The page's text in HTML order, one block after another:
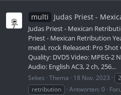
multi Judas Priest -
Judas Priest - Mexican
Priest - Mexican Retribution
metal, rock Released: Pro Shot
Quality: DVD5 Video: MPEG-2
Audio: English AC3, 2 ch, 256...
Sekes Thema 18 Nov. 2023
retribution
Antworten: 0